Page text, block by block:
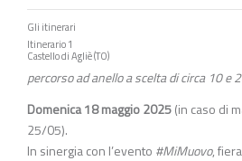
Gli itinerari
Itinerario 1
Castello di Agliè (TO)
percorso ad anello a scelta di circa 10 e
Domenica 18 maggio 2025(in caso di
25/05).
In sinergia con l’evento #MiMuovo,